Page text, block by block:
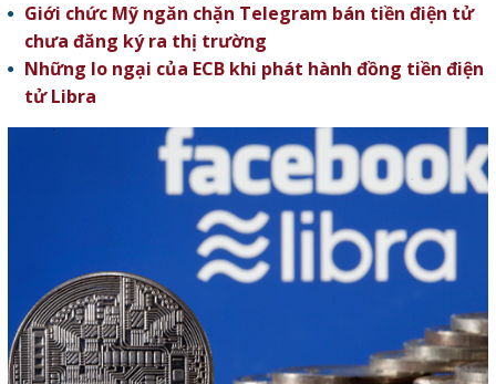
Giới chức Mỹ ngăn chặn Telegram bán tiền điện tử
chưa đăng ký ra thị trường
Những lo ngại của ECB khi phát hành đồng tiền điện
tử Libra